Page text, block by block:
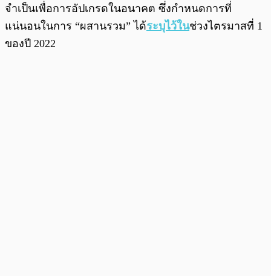
จำเป็นเพื่อการอัปเกรดในอนาคต ซึ่งกำหนดการที่
แน่นอนในการ “ผสานรวม” ได้ระบุไว้ในช่วงไตรมาสที่ 1
ของปี 2022